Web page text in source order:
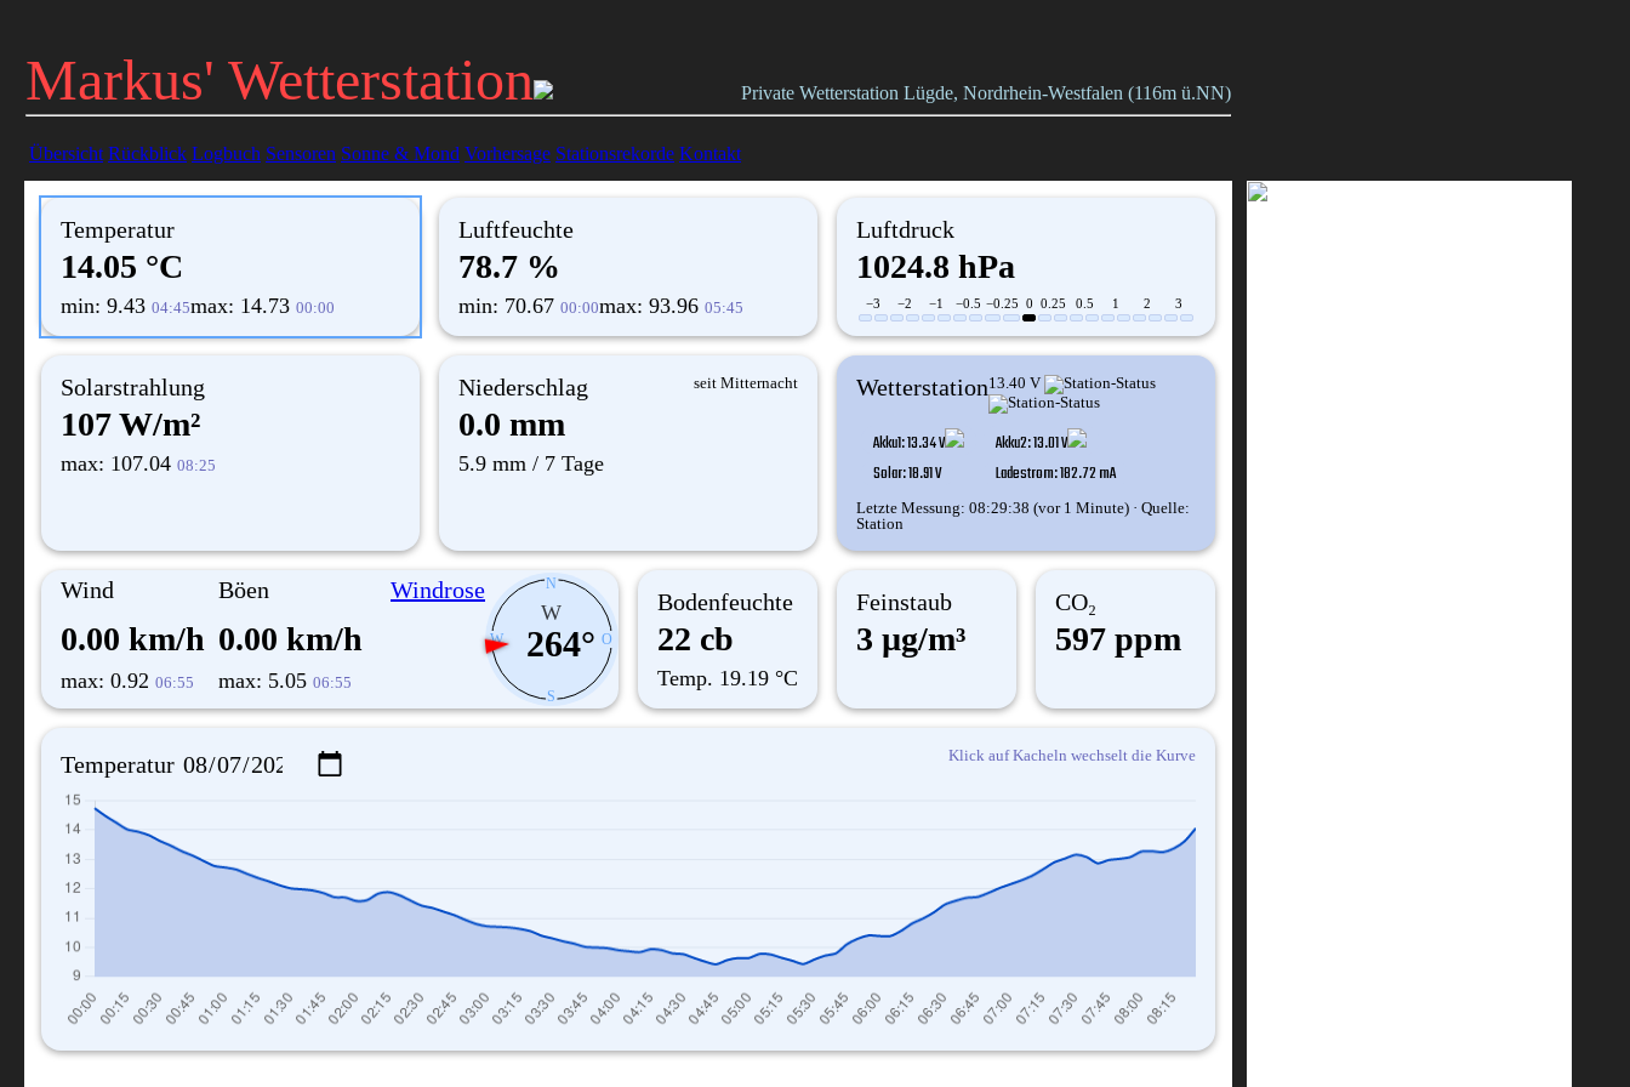
Markus' Wetterstation Private Wetterstation Lügde, Nordrhein-Westfalen (116m ü.NN)
Übersicht Rückblick Logbuch Sensoren Sonne & Mond Vorhersage Stationsrekorde Kontakt
Temperatur
14.05 °C
min: 9.43 04:45max: 14.73 00:00
Luftfeuchte
78.7 %
min: 70.67 00:00max: 93.96 05:45
Luftdruck
1024.8 hPa
−3 −2 −1 −0.5 −0.25 0 0.25 0.5 1 2 3
Solarstrahlung
107 W/m²
max: 107.04 08:25
Niederschlag seit Mitternacht
0.0 mm
5.9 mm / 7 Tage
Wetterstation13.40 V
Akku1: 13.34 V
Akku2: 13.01 V
Solar: 18.91 V
Ladestrom: 182.72 mA
Letzte Messung: 08:29:38 (vor 1 Minute) · Quelle:
Station
Wind Böen Windrose N
O
S
W
W
264°
0.00 km/h 0.00 km/h
max: 0.92 06:55 max: 5.05 06:55
Bodenfeuchte
22 cb
Temp. 19.19 °C
Feinstaub
3 µg/m³
CO₂
597 ppm
Temperatur Klick auf Kacheln wechselt die Kurve